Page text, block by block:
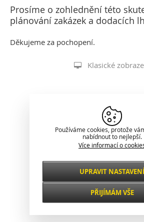
Prosíme o zohlednění této
plánování zakázek a dodacích
Děkujeme za pochopení.
Klasické
Používáme cookies, protože
nabídnout to nejlepší.
Více informací o
Nezbytné
VŽDY AKTIVNÍ
Funkční a
UPRAVIT NASTAVENÍ
PŘIJÍMÁM VŠE